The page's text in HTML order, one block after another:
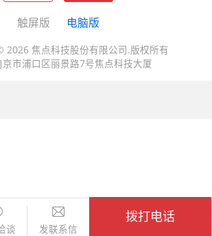
谈 发联系信
拨打电话
触屏版 电脑版
焦点科技股份有限公司.版权所有
京市浦口区丽景路7号焦点科技大厦